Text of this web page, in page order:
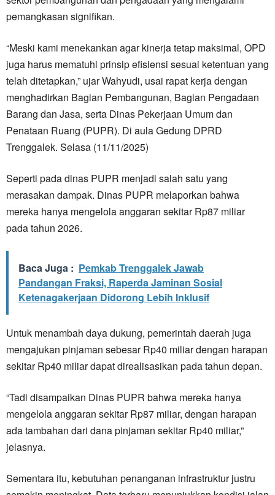
pemangkasan signifikan.
“Meski kami menekankan agar kinerja tetap maksimal, OPD
juga harus mematuhi prinsip efisiensi sesuai ketentuan yang
telah ditetapkan,” ujar Wahyudi, usai rapat kerja dengan
menghadirkan Bagian Pembangunan, Bagian Pengadaan
Barang dan Jasa, serta Dinas Pekerjaan Umum dan
Penataan Ruang (PUPR). Di aula Gedung DPRD
Trenggalek. Selasa (11/11/2025)
Seperti pada dinas PUPR menjadi salah satu yang
merasakan dampak. Dinas PUPR melaporkan bahwa
mereka hanya mengelola anggaran sekitar Rp87 miliar
pada tahun 2026.
Baca Juga : Pemkab Trenggalek Jawab
Pandangan Fraksi, Raperda Jaminan Sosial
Ketenagakerjaan Didorong Lebih Inklusif
Untuk menambah daya dukung, pemerintah daerah juga
mengajukan pinjaman sebesar Rp40 miliar dengan harapan
sekitar Rp40 miliar dapat direalisasikan pada tahun depan.
“Tadi disampaikan Dinas PUPR bahwa mereka hanya
mengelola anggaran sekitar Rp87 miliar, dengan harapan
ada tambahan dari dana pinjaman sekitar Rp40 miliar,”
jelasnya.
Sementara itu, kebutuhan penanganan infrastruktur justru